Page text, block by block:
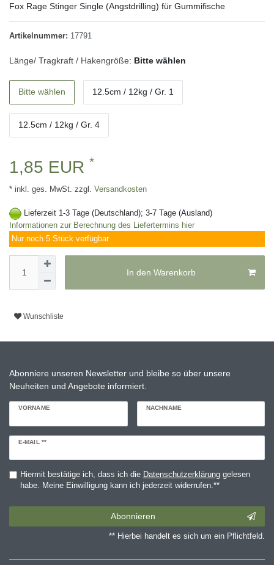
Fox Rage Stinger Single (Angstdrilling) für Gummifische
Artikelnummer: 17791
Länge/ Tragkraft / Hakengröße: Bitte wählen
Bitte wählen 12.5cm / 12kg / Gr. 1
12.5cm / 12kg / Gr. 4
1,85 EUR *
* inkl. ges. MwSt. zzgl. Versandkosten
Lieferzeit 1-3 Tage (Deutschland); 3-7 Tage (Ausland)
Informationen zur Berechnung des Liefertermins hier
Nur noch 5 Stück verfügbar
In den Warenkorb
Wunschliste
Abonniere unseren Newsletter und bleibe so über unsere
Neuheiten und Angebote informiert.
VORNAME NACHNAME
E-MAIL **
Newsletter
Hiermit bestätige ich, dass ich die Daten­schutz­erklärunggelesen
habe. Meine Einwilligung kann ich jederzeit widerrufen.**
Abonnieren
** Hierbei handelt es sich um ein Pflichtfeld.